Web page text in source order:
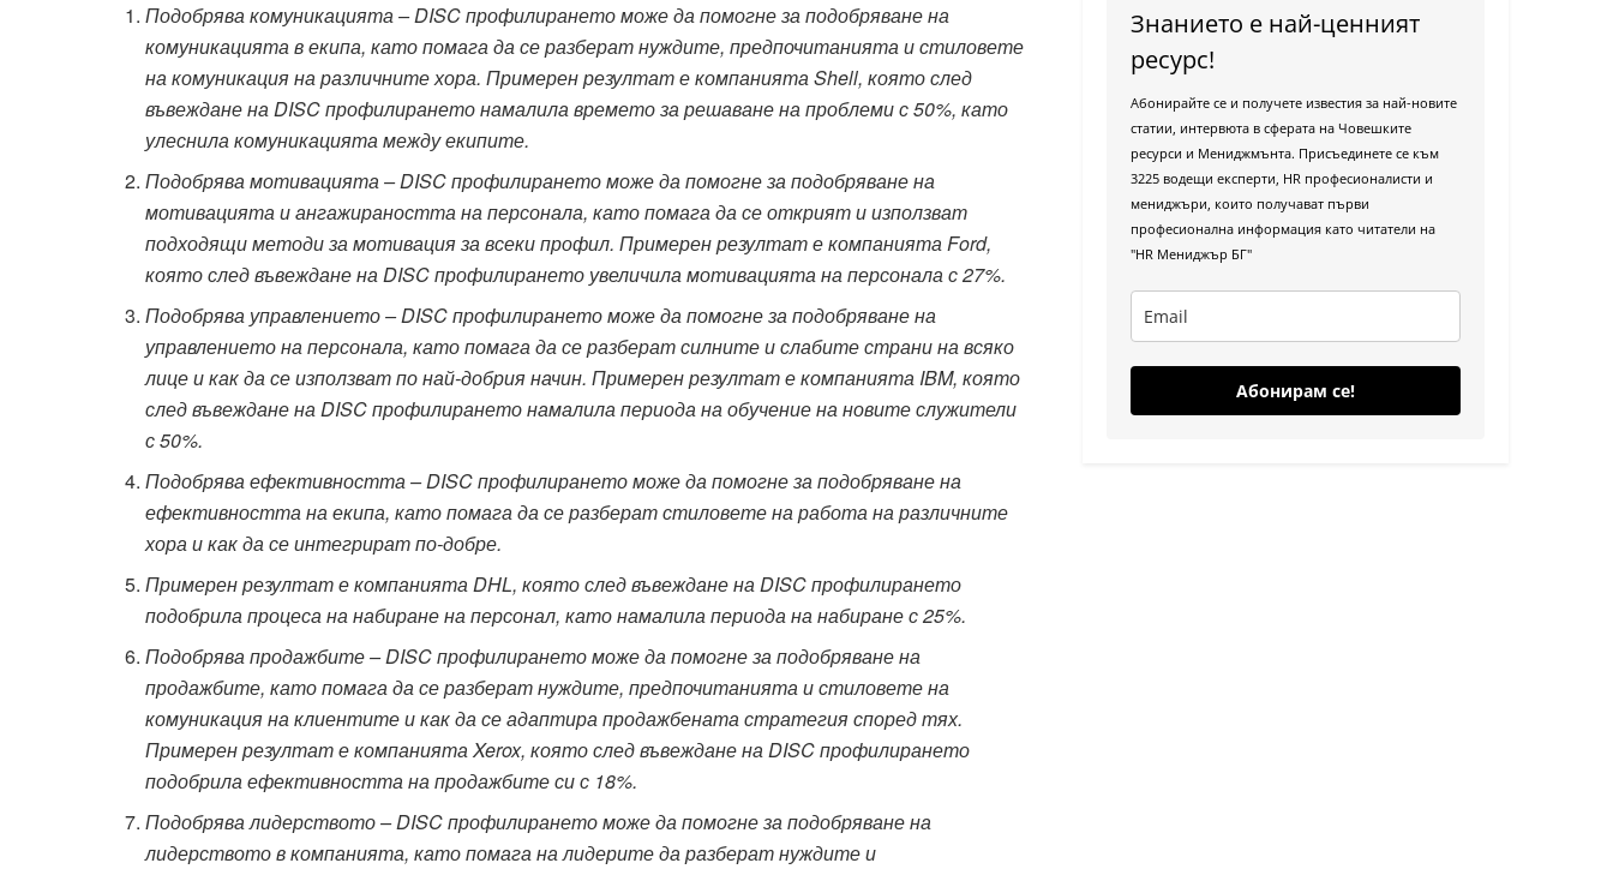
Подобрява комуникацията – DISC профилирането може да помогне за подобряване на
комуникацията в екипа, като помага да се разберат нуждите, предпочитанията и стиловете
на комуникация на различните хора. Примерен резултат е компанията Shell, която след
въвеждане на DISC профилирането намалила времето за решаване на проблеми с 50%, като
улеснила комуникацията между екипите.
Подобрява мотивацията – DISC профилирането може да помогне за подобряване на
мотивацията и ангажираността на персонала, като помага да се открият и използват
подходящи методи за мотивация за всеки профил. Примерен резултат е компанията Ford,
която след въвеждане на DISC профилирането увеличила мотивацията на персонала с 27%.
Подобрява управлението – DISC профилирането може да помогне за подобряване на
управлението на персонала, като помага да се разберат силните и слабите страни на всяко
лице и как да се използват по най-добрия начин. Примерен резултат е компанията IBM, която
след въвеждане на DISC профилирането намалила периода на обучение на новите служители
с 50%.
Подобрява ефективността – DISC профилирането може да помогне за подобряване на
ефективността на екипа, като помага да се разберат стиловете на работа на различните
хора и как да се интегрират по-добре.
Примерен резултат е компанията DHL, която след въвеждане на DISC профилирането
подобрила процеса на набиране на персонал, като намалила периода на набиране с 25%.
Подобрява продажбите – DISC профилирането може да помогне за подобряване на
продажбите, като помага да се разберат нуждите, предпочитанията и стиловете на
комуникация на клиентите и как да се адаптира продажбената стратегия според тях.
Примерен резултат е компанията Xerox, която след въвеждане на DISC профилирането
подобрила ефективността на продажбите си с 18%.
Подобрява лидерството – DISC профилирането може да помогне за подобряване на
лидерството в компанията, като помага на лидерите да разберат нуждите и
Знанието е най-ценният
ресурс!
Абонирайте се и получете известия за най-новите
статии, интервюта в сферата на Човешките
ресурси и Мениджмънта. Присъединете се към
3225 водещи експерти, HR професионалисти и
мениджъри, които получават първи
професионална информация като читатели на
"HR Мениджър БГ"
Абонирам се!